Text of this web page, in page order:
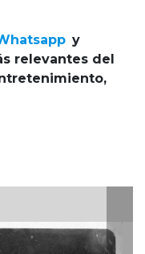
y
relevantes del